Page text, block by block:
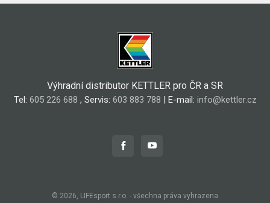
Výhradní distributor KETTLER pro ČR a SR
Tel: 605 226 688 , Servis: 603 883 788 | E-mail: info@kettler.cz
© 2026, LIFEsport s.r.o. - všechna práva vyhrazena